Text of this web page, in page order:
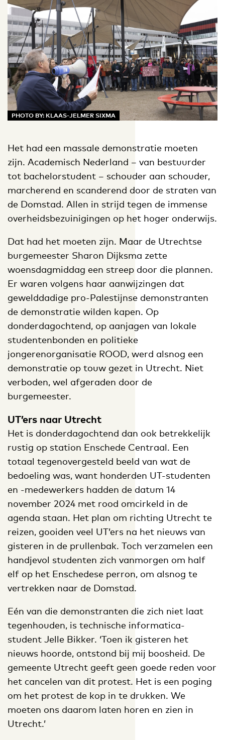
PHOTO BY: KLAAS-JELMER SIXMA
Het had een massale demonstratie moeten
zijn. Academisch Nederland – van bestuurder
tot bachelorstudent – schouder aan schouder,
marcherend en scanderend door de straten van
de Domstad. Allen in strijd tegen de immense
overheidsbezuinigingen op het hoger onderwijs.
Dat had het moeten zijn. Maar de Utrechtse
burgemeester Sharon Dijksma zette
woensdagmiddag een streep door die plannen.
Er waren volgens haar aanwijzingen dat
gewelddadige pro-Palestijnse demonstranten
de demonstratie wilden kapen. Op
donderdagochtend, op aanjagen van lokale
studentenbonden en politieke
jongerenorganisatie ROOD, werd alsnog een
demonstratie op touw gezet in Utrecht. Niet
verboden, wel afgeraden door de
burgemeester.
UT’ers naar Utrecht
Het is donderdagochtend dan ook betrekkelijk
rustig op station Enschede Centraal. Een
totaal tegenovergesteld beeld van wat de
bedoeling was, want honderden UT-studenten
en -medewerkers hadden de datum 14
november 2024 met rood omcirkeld in de
agenda staan. Het plan om richting Utrecht te
reizen, gooiden veel UT’ers na het nieuws van
gisteren in de prullenbak. Toch verzamelen een
handjevol studenten zich vanmorgen om half
elf op het Enschedese perron, om alsnog te
vertrekken naar de Domstad.
Eén van die demonstranten die zich niet laat
tegenhouden, is technische informatica-
student Jelle Bikker. ‘Toen ik gisteren het
nieuws hoorde, ontstond bij mij boosheid. De
gemeente Utrecht geeft geen goede reden voor
het cancelen van dit protest. Het is een poging
om het protest de kop in te drukken. We
moeten ons daarom laten horen en zien in
Utrecht.’